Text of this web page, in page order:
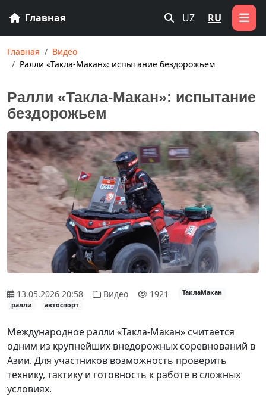
Главная UZ RU
Главная
Видео
Ралли «Такла-Макан»: испытание бездорожьем
Ралли «Такла-Макан»: испытание
бездорожьем
13.05.2026 20:58 Видео 1921
ТаклаМакан
ралли
автоспорт
Международное ралли «Такла-Макан» считается
одним из крупнейших внедорожных соревнований в
Азии. Для участников возможность проверить
технику, тактику и готовность к работе в сложных
условиях.